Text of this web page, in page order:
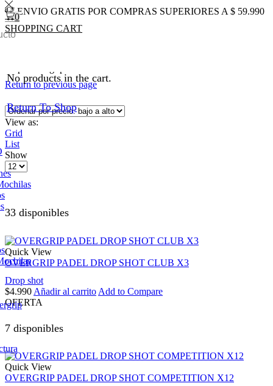
ENVIO GRATIS POR COMPRAS SUPERIORES A $ 59.990
0
SHOPPING CART
No products in the cart.
Return To Shop
Return to previous page
View as:
Grid
List
Show
Products
per
page
33 disponibles
Quick View
OVERGRIP PADEL DROP SHOT CLUB X3
Drop shot
$4.990 Añadir al carrito Add to Compare
OFERTA
7 disponibles
Quick View
OVERGRIP PADEL DROP SHOT COMPETITION X12